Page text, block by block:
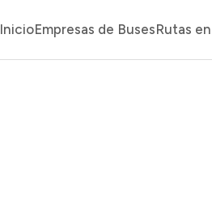
InicioEmpresas de BusesRutas